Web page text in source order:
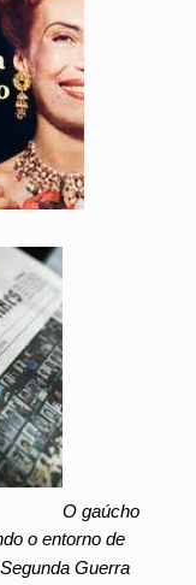
O gaúcho
o entorno de
Guerra